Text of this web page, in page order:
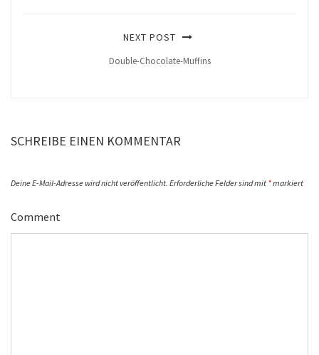
NEXT POST
Double-Chocolate-Muffins
SCHREIBE EINEN KOMMENTAR
Deine E-Mail-Adresse wird nicht veröffentlicht. Erforderliche Felder sind mit *markiert
Comment